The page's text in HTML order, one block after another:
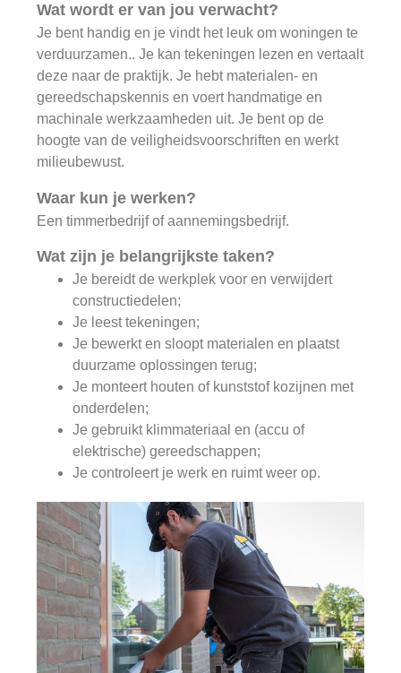
Wat wordt er van jou verwacht?
Je bent handig en je vindt het leuk om woningen te
verduurzamen.. Je kan tekeningen lezen en vertaalt
deze naar de praktijk. Je hebt materialen- en
gereedschapskennis en voert handmatige en
machinale werkzaamheden uit. Je bent op de
hoogte van de veiligheidsvoorschriften en werkt
milieubewust.
Waar kun je werken?
Een timmerbedrijf of aannemingsbedrijf.
Wat zijn je belangrijkste taken?
Je bereidt de werkplek voor en verwijdert
constructiedelen;
Je leest tekeningen;
Je bewerkt en sloopt materialen en plaatst
duurzame oplossingen terug;
Je monteert houten of kunststof kozijnen met
onderdelen;
Je gebruikt klimmateriaal en (accu of
elektrische) gereedschappen;
Je controleert je werk en ruimt weer op.